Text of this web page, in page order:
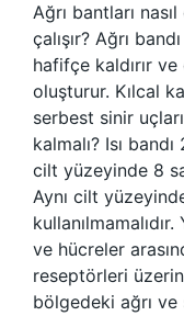
Ağrı bantları
çalışır? Ağrı
hafifçe kaldırır
oluşturur. Kılcal
serbest sinir
kalmalı? Isı
cilt yüzeyinde 8
Aynı cilt
ve hücreler
reseptörleri
bölgedeki ağrı ve